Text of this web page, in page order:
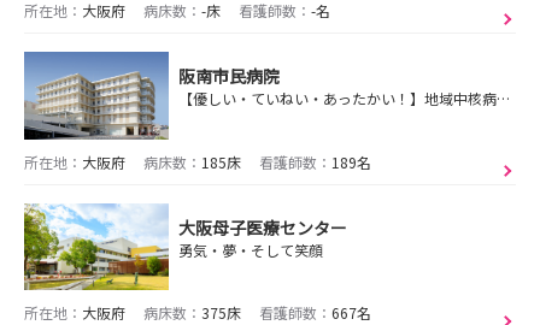
所在地： 大阪府 病床数： -床 看護師数： -名
阪南市民病院
【優しい・ていねい・あったかい！】地域中核病院として一般急性期から亜急性期、回復期リハビリを担い、救急や総合診療、小児科医療をはじめ幅広い医療を展開しています
所在地： 大阪府 病床数： 185床 看護師数： 189名
大阪母子医療センター
勇気・夢・そして笑顔
所在地： 大阪府 病床数： 375床 看護師数： 667名